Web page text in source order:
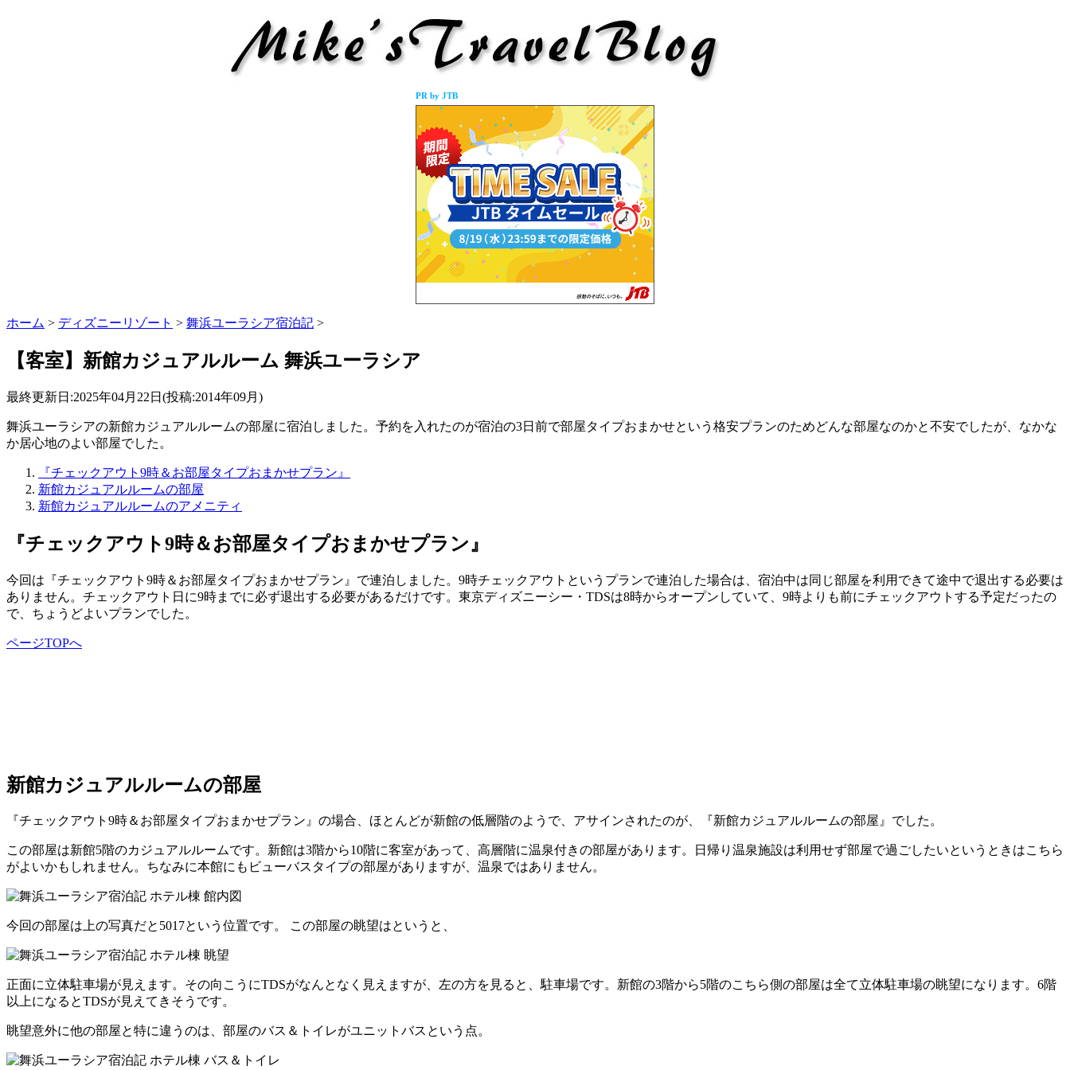
PR by JTB
ホーム > ディズニーリゾート > 舞浜ユーラシア宿泊記 >
【客室】新館カジュアルルーム 舞浜ユーラシア
最終更新日:2025年04月22日(投稿:2014年09月)
舞浜ユーラシアの新館カジュアルルームの部屋に宿泊しました。予約を入れたのが宿泊の3日前で部屋タイプおまかせという格安プランのためどんな部屋なのかと不安でしたが、なかな
か居心地のよい部屋でした。
『チェックアウト9時＆お部屋タイプおまかせプラン』
新館カジュアルルームの部屋
新館カジュアルルームのアメニティ
『チェックアウト9時＆お部屋タイプおまかせプラン』
今回は『チェックアウト9時＆お部屋タイプおまかせプラン』で連泊しました。9時チェックアウトというプランで連泊した場合は、宿泊中は同じ部屋を利用できて途中で退出する必要は
ありません。チェックアウト日に9時までに必ず退出する必要があるだけです。東京ディズニーシー・TDSは8時からオープンしていて、9時よりも前にチェックアウトする予定だったの
で、ちょうどよいプランでした。
ページTOPへ
新館カジュアルルームの部屋
『チェックアウト9時＆お部屋タイプおまかせプラン』の場合、ほとんどが新館の低層階のようで、アサインされたのが、『新館カジュアルルームの部屋』でした。
この部屋は新館5階のカジュアルルームです。新館は3階から10階に客室があって、高層階に温泉付きの部屋があります。日帰り温泉施設は利用せず部屋で過ごしたいというときはこちら
がよいかもしれません。ちなみに本館にもビューバスタイプの部屋がありますが、温泉ではありません。
今回の部屋は上の写真だと5017という位置です。 この部屋の眺望はというと、
正面に立体駐車場が見えます。その向こうにTDSがなんとなく見えますが、左の方を見ると、駐車場です。新館の3階から5階のこちら側の部屋は全て立体駐車場の眺望になります。6階
以上になるとTDSが見えてきそうです。
眺望意外に他の部屋と特に違うのは、部屋のバス＆トイレがユニットバスという点。